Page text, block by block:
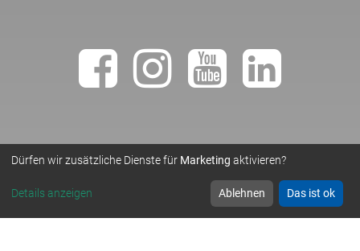
Dürfen wir zusätzliche Dienste für Marketing aktivieren?
Details anzeigen Ablehnen Das ist ok